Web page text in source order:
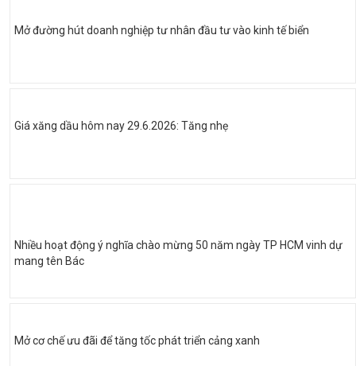
Mở đường hút doanh nghiệp tư nhân đầu tư vào kinh tế biển
Giá xăng dầu hôm nay 29.6.2026: Tăng nhẹ
Nhiều hoạt động ý nghĩa chào mừng 50 năm ngày TP HCM vinh dự
mang tên Bác
Mở cơ chế ưu đãi để tăng tốc phát triển cảng xanh